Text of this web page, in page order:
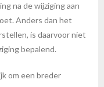
na de wijziging aan
Anders dan het
is daarvoor niet
bepalend.
om een breder